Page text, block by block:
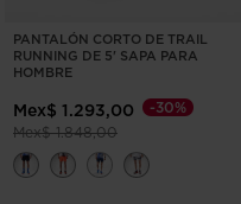
website
version
for
United
States
PANTALÓN CORTO DE TRAIL
RUNNING DE 5' SAPA PARA
HOMBRE
Mex$ 1.293,00
Precio reducido de
Mex$ 1.848,00a
-30%